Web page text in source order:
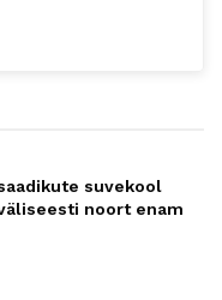
suvekool
noort enam